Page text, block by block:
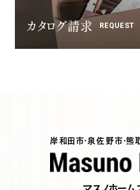
カタログ請求 REQUEST
岸和田市・泉佐野市・